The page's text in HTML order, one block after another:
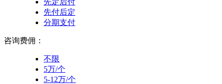
先定后付
先付后定
分期支付
咨询费佣：
不限
5万/个
5-12万/个